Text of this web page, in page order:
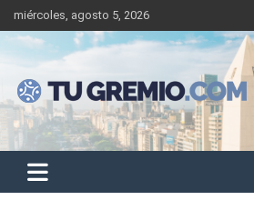
Saltar
al
contenido
miércoles, agosto 5, 2026
Tu Gremio
Sitio de noticias gremiales – laborales